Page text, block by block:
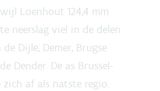
Loenhout 124,4 mm
neerslag viel in de delen
Dijle, Demer, Brugse
Dender. De as Brussel-
af als natste regio.